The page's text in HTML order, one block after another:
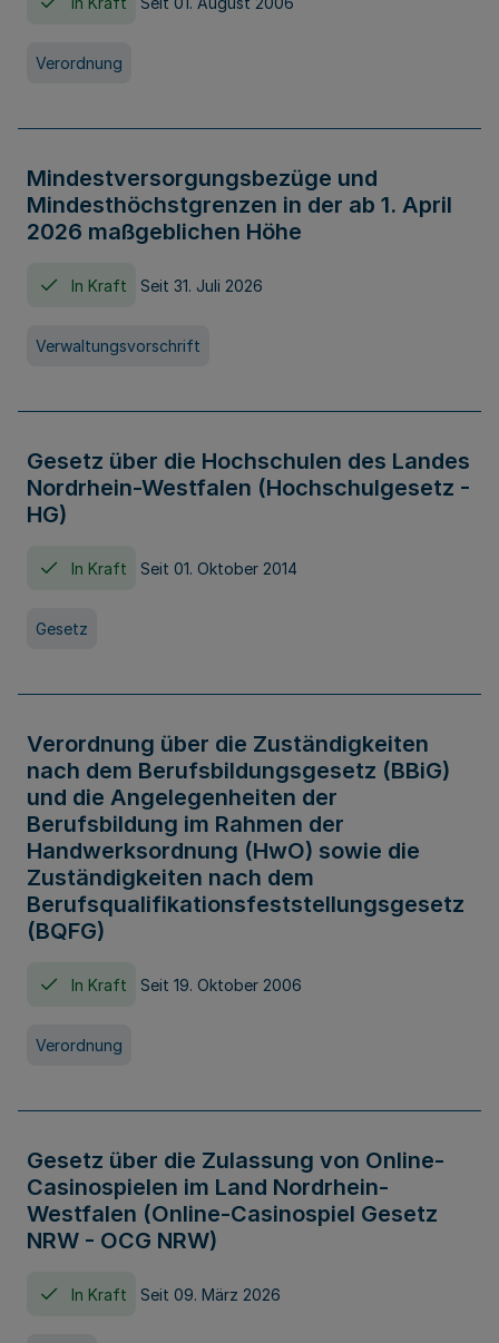
Verordnung
Mindestversorgungsbezüge und
Mindesthöchstgrenzen in der ab 1. April
2026 maßgeblichen Höhe
In Kraft Seit 31. Juli 2026
Verwaltungsvorschrift
Gesetz über die Hochschulen des Landes
Nordrhein-Westfalen (Hochschulgesetz -
HG)
In Kraft Seit 01. Oktober 2014
Gesetz
Verordnung über die Zuständigkeiten
nach dem Berufsbildungsgesetz (BBiG)
und die Angelegenheiten der
Berufsbildung im Rahmen der
Handwerksordnung (HwO) sowie die
Zuständigkeiten nach dem
Berufsqualifikationsfeststellungsgesetz
(BQFG)
In Kraft Seit 19. Oktober 2006
Verordnung
Gesetz über die Zulassung von Online-
Casinospielen im Land Nordrhein-
Westfalen (Online-Casinospiel Gesetz
NRW - OCG NRW)
In Kraft Seit 09. März 2026